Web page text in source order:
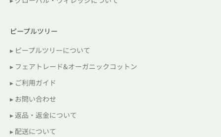
ピープルツリー
▸ ピープルツリーについて
▸ フェアトレード&オーガニックコットン
▸ ご利用ガイド
▸ お問い合わせ
▸ 返品・返金について
▸ 配送について